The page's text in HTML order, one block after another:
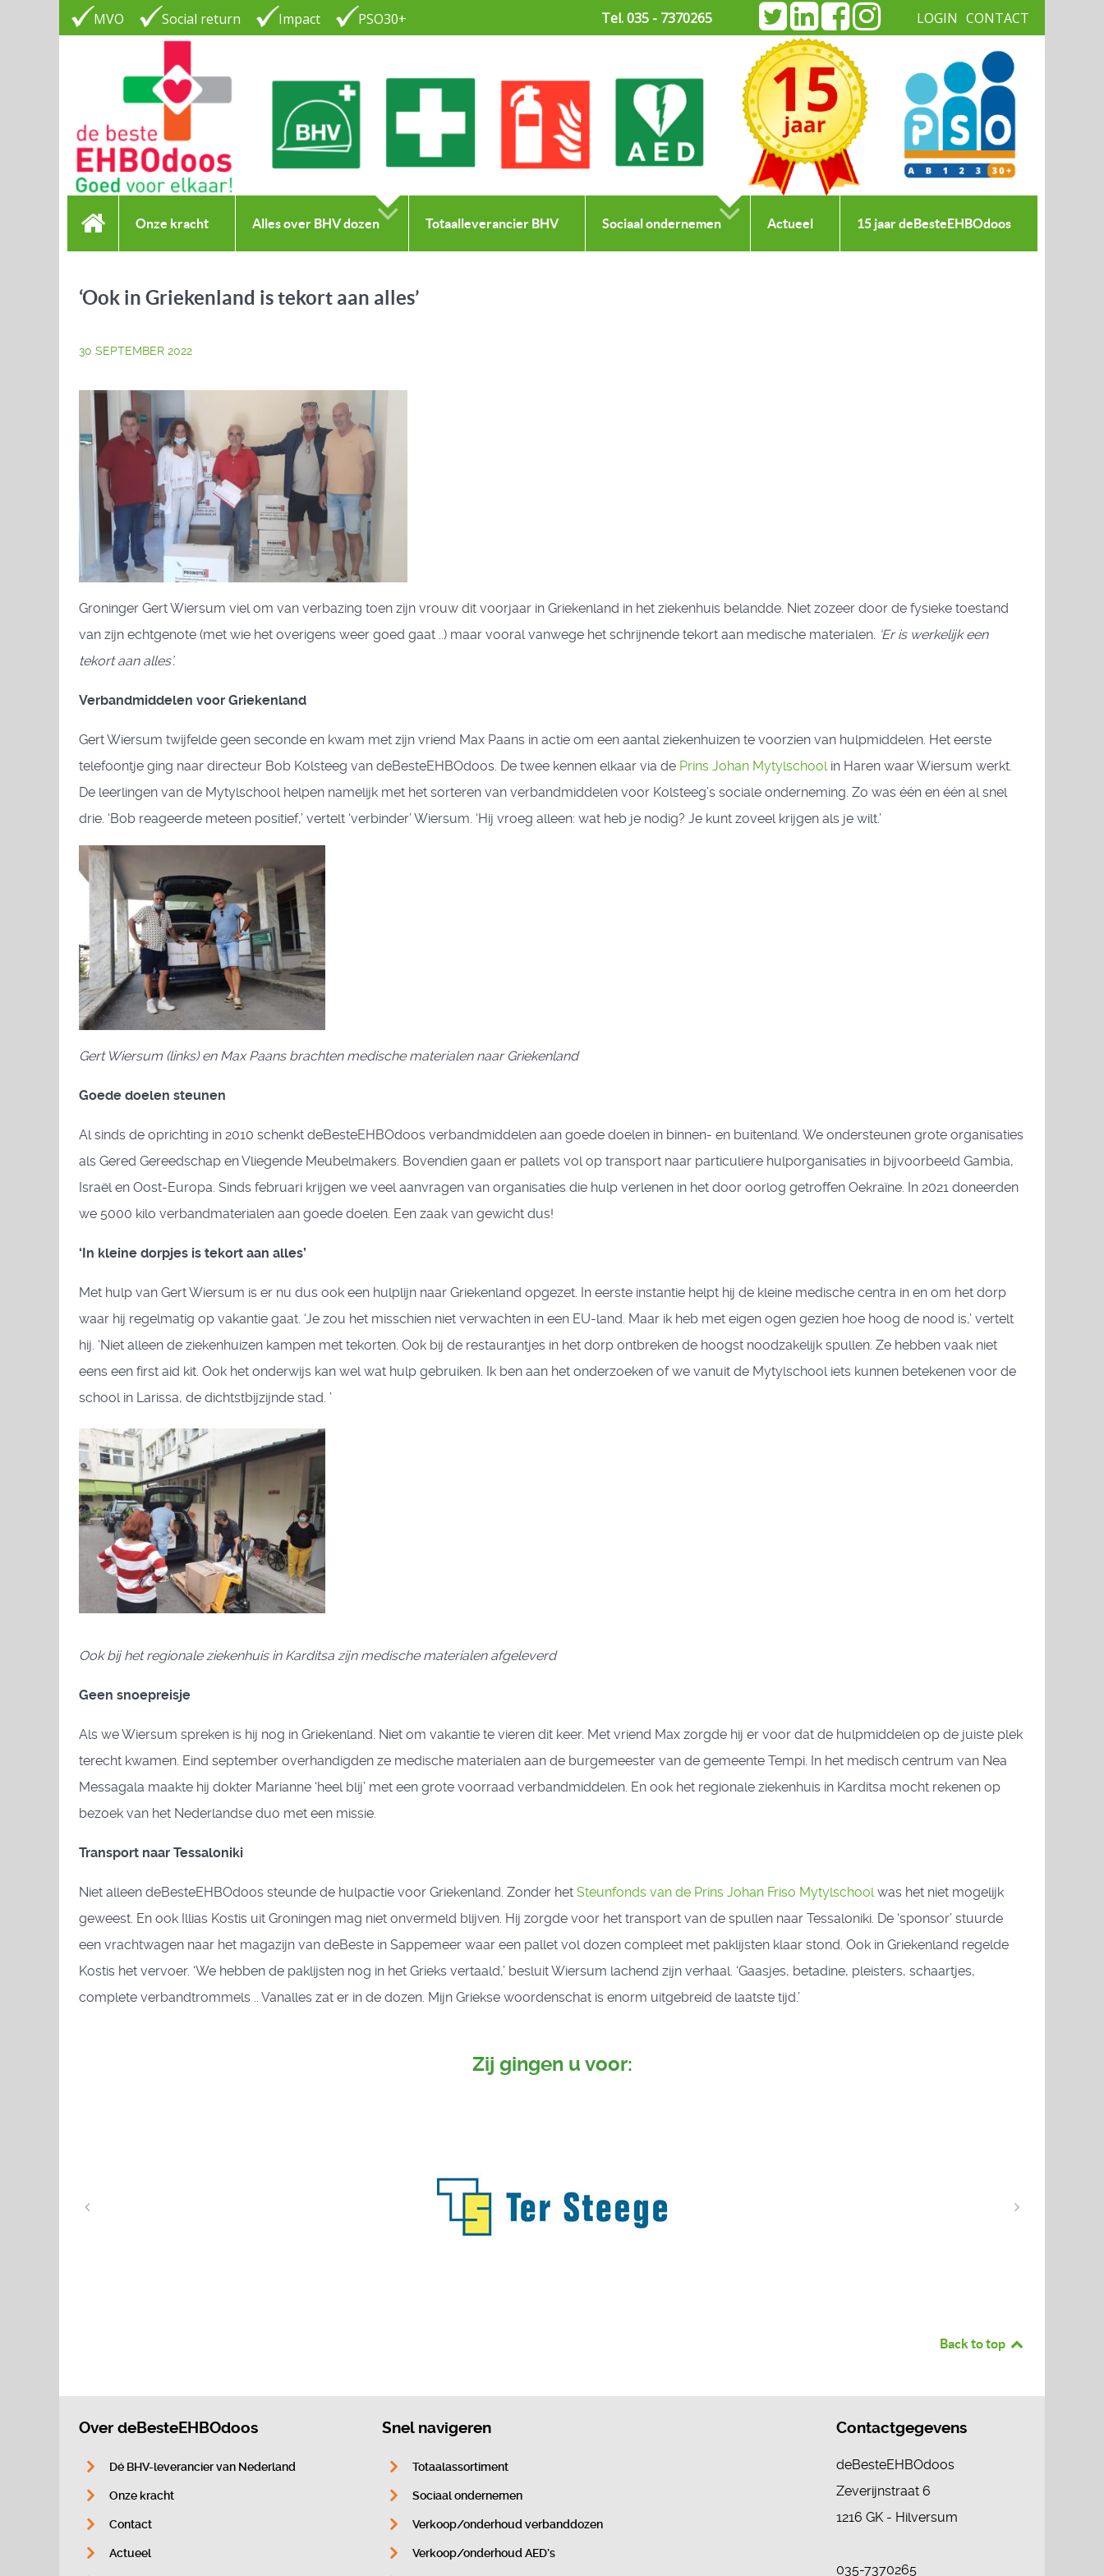
MVO Social return Impact PSO30+ Tel. 035 - 7370265 LOGIN CONTACT
Onze kracht Alles over BHV dozen Totaalleverancier BHV Sociaal ondernemen Actueel 15 jaar deBesteEHBOdoos
‘Ook in Griekenland is tekort aan alles’
30 SEPTEMBER 2022
Groninger Gert Wiersum viel om van verbazing toen zijn vrouw dit voorjaar in Griekenland in het ziekenhuis belandde. Niet zozeer door de fysieke toestand
van zijn echtgenote (met wie het overigens weer goed gaat ..) maar vooral vanwege het schrijnende tekort aan medische materialen. ‘Er is werkelijk een
tekort aan alles’.
Verbandmiddelen voor Griekenland
Gert Wiersum twijfelde geen seconde en kwam met zijn vriend Max Paans in actie om een aantal ziekenhuizen te voorzien van hulpmiddelen. Het eerste
telefoontje ging naar directeur Bob Kolsteeg van deBesteEHBOdoos. De twee kennen elkaar via de Prins Johan Mytylschool in Haren waar Wiersum werkt.
De leerlingen van de Mytylschool helpen namelijk met het sorteren van verbandmiddelen voor Kolsteeg’s sociale onderneming. Zo was één en één al snel
drie. ‘Bob reageerde meteen positief,’ vertelt ‘verbinder’ Wiersum. ‘Hij vroeg alleen: wat heb je nodig? Je kunt zoveel krijgen als je wilt.’
Gert Wiersum (links) en Max Paans brachten medische materialen naar Griekenland
Goede doelen steunen
Al sinds de oprichting in 2010 schenkt deBesteEHBOdoos verbandmiddelen aan goede doelen in binnen- en buitenland. We ondersteunen grote organisaties
als Gered Gereedschap en Vliegende Meubelmakers. Bovendien gaan er pallets vol op transport naar particuliere hulporganisaties in bijvoorbeeld Gambia,
Israël en Oost-Europa. Sinds februari krijgen we veel aanvragen van organisaties die hulp verlenen in het door oorlog getroffen Oekraïne. In 2021 doneerden
we 5000 kilo verbandmaterialen aan goede doelen. Een zaak van gewicht dus!
‘In kleine dorpjes is tekort aan alles’
Met hulp van Gert Wiersum is er nu dus ook een hulplijn naar Griekenland opgezet. In eerste instantie helpt hij de kleine medische centra in en om het dorp
waar hij regelmatig op vakantie gaat. ‘Je zou het misschien niet verwachten in een EU-land. Maar ik heb met eigen ogen gezien hoe hoog de nood is,’ vertelt
hij. ‘Niet alleen de ziekenhuizen kampen met tekorten. Ook bij de restaurantjes in het dorp ontbreken de hoogst noodzakelijk spullen. Ze hebben vaak niet
eens een first aid kit. Ook het onderwijs kan wel wat hulp gebruiken. Ik ben aan het onderzoeken of we vanuit de Mytylschool iets kunnen betekenen voor de
school in Larissa, de dichtstbijzijnde stad. ’
Ook bij het regionale ziekenhuis in Karditsa zijn medische materialen afgeleverd
Geen snoepreisje
Als we Wiersum spreken is hij nog in Griekenland. Niet om vakantie te vieren dit keer. Met vriend Max zorgde hij er voor dat de hulpmiddelen op de juiste plek
terecht kwamen. Eind september overhandigden ze medische materialen aan de burgemeester van de gemeente Tempi. In het medisch centrum van Nea
Messagala maakte hij dokter Marianne ‘heel blij’ met een grote voorraad verbandmiddelen. En ook het regionale ziekenhuis in Karditsa mocht rekenen op
bezoek van het Nederlandse duo met een missie.
Transport naar Tessaloniki
Niet alleen deBesteEHBOdoos steunde de hulpactie voor Griekenland. Zonder het Steunfonds van de Prins Johan Friso Mytylschool was het niet mogelijk
geweest. En ook Illias Kostis uit Groningen mag niet onvermeld blijven. Hij zorgde voor het transport van de spullen naar Tessaloniki. De ‘sponsor’ stuurde
een vrachtwagen naar het magazijn van deBeste in Sappemeer waar een pallet vol dozen compleet met paklijsten klaar stond. Ook in Griekenland regelde
Kostis het vervoer. ‘We hebben de paklijsten nog in het Grieks vertaald,’ besluit Wiersum lachend zijn verhaal. ‘Gaasjes, betadine, pleisters, schaartjes,
complete verbandtrommels .. Vanalles zat er in de dozen. Mijn Griekse woordenschat is enorm uitgebreid de laatste tijd.’
Zij gingen u voor:
Back to top
Over deBesteEHBOdoos
Dé BHV-leverancier van Nederland
Onze kracht
Contact
Actueel
Snel navigeren
Totaalassortiment
Sociaal ondernemen
Verkoop/onderhoud verbanddozen
Verkoop/onderhoud AED’s
Contactgegevens
deBesteEHBOdoos
Zeverijnstraat 6
1216 GK - Hilversum
035-7370265